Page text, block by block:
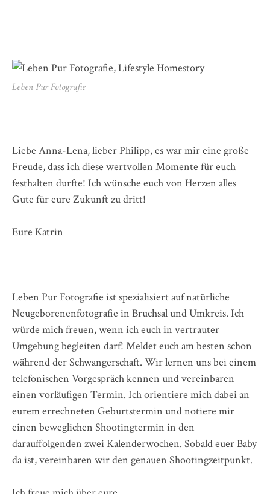
Leben Pur Fotografie
Liebe Anna-Lena, lieber Philipp, es war mir eine große
Freude, dass ich diese wertvollen Momente für euch
festhalten durfte! Ich wünsche euch von Herzen alles
Gute für eure Zukunft zu dritt!
Eure Katrin
Leben Pur Fotografie ist spezialisiert auf natürliche
Neugeborenenfotografie in Bruchsal und Umkreis. Ich
würde mich freuen, wenn ich euch in vertrauter
Umgebung begleiten darf! Meldet euch am besten schon
während der Schwangerschaft. Wir lernen uns bei einem
telefonischen Vorgespräch kennen und vereinbaren
einen vorläufigen Termin. Ich orientiere mich dabei an
eurem errechneten Geburtstermin und notiere mir
einen beweglichen Shootingtermin in den
darauffolgenden zwei Kalenderwochen. Sobald euer Baby
da ist, vereinbaren wir den genauen Shootingzeitpunkt.